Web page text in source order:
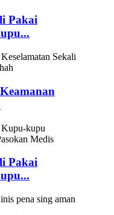
Pakai
Pakai